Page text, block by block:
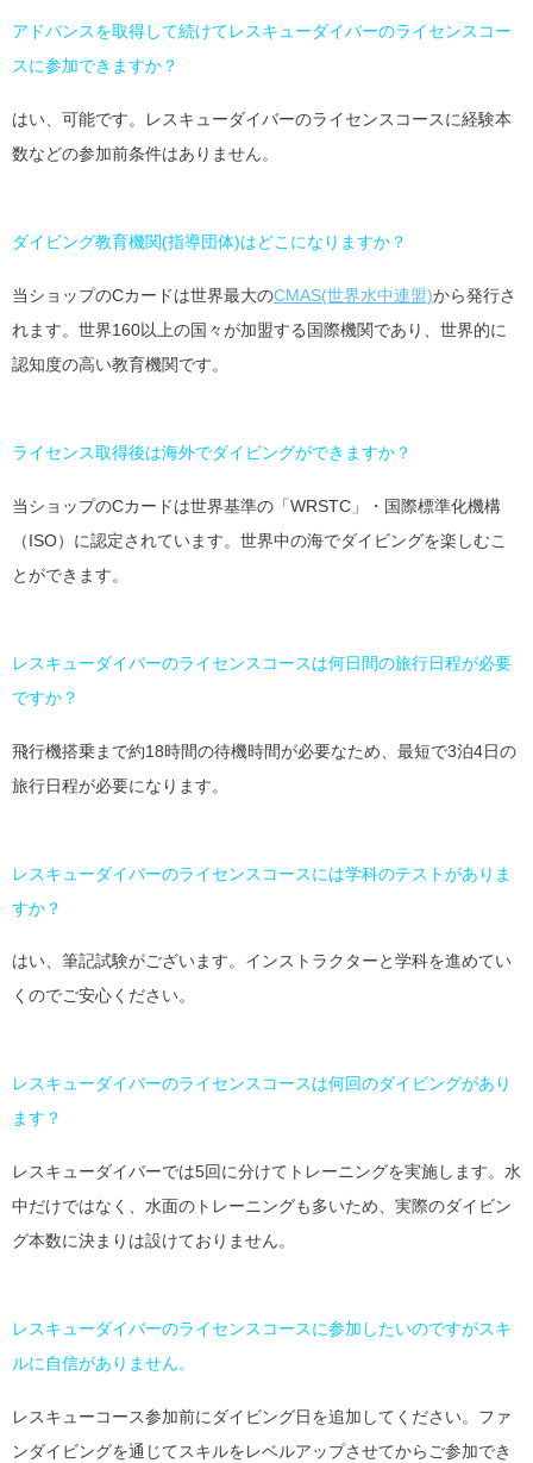
アドバンスを取得して続けてレスキューダイバーのライセンスコー
スに参加できますか？
はい、可能です。レスキューダイバーのライセンスコースに経験本
数などの参加前条件はありません。
ダイビング教育機関(指導団体)はどこになりますか？
当ショップのCカードは世界最大のCMAS(世界水中連盟)から発行さ
れます。世界160以上の国々が加盟する国際機関であり、世界的に
認知度の高い教育機関です。
ライセンス取得後は海外でダイビングができますか？
当ショップのCカードは世界基準の「WRSTC」・国際標準化機構
（ISO）に認定されています。世界中の海でダイビングを楽しむこ
とができます。
レスキューダイバーのライセンスコースは何日間の旅行日程が必要
ですか？
飛行機搭乗まで約18時間の待機時間が必要なため、最短で3泊4日の
旅行日程が必要になります。
レスキューダイバーのライセンスコースには学科のテストがありま
すか？
はい、筆記試験がございます。インストラクターと学科を進めてい
くのでご安心ください。
レスキューダイバーのライセンスコースは何回のダイビングがあり
ます？
レスキューダイバーでは5回に分けてトレーニングを実施します。水
中だけではなく、水面のトレーニングも多いため、実際のダイビン
グ本数に決まりは設けておりません。
レスキューダイバーのライセンスコースに参加したいのですがスキ
ルに自信がありません。
レスキューコース参加前にダイビング日を追加してください。ファ
ンダイビングを通じてスキルをレベルアップさせてからご参加でき